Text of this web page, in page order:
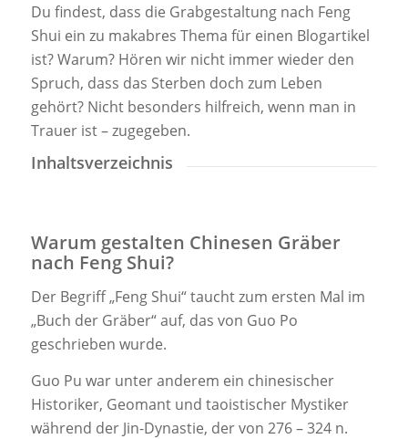
Du findest, dass die Grabgestaltung nach Feng
Shui ein zu makabres Thema für einen Blogartikel
ist? Warum? Hören wir nicht immer wieder den
Spruch, dass das Sterben doch zum Leben
gehört? Nicht besonders hilfreich, wenn man in
Trauer ist – zugegeben.
Inhaltsverzeichnis
Warum gestalten Chinesen Gräber
nach Feng Shui?
Der Begriff „Feng Shui“ taucht zum ersten Mal im
„Buch der Gräber“ auf, das von Guo Po
geschrieben wurde.
Guo Pu war unter anderem ein chinesischer
Historiker, Geomant und taoistischer Mystiker
während der Jin-Dynastie, der von 276 – 324 n.